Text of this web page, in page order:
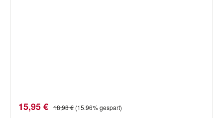
Verkaufspreis:
15,95 € Regulärer Preis:
18,98 € (15.96% gespart)